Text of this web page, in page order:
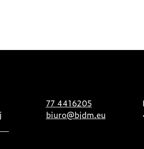
77 4416205
biuro@bjdm.eu